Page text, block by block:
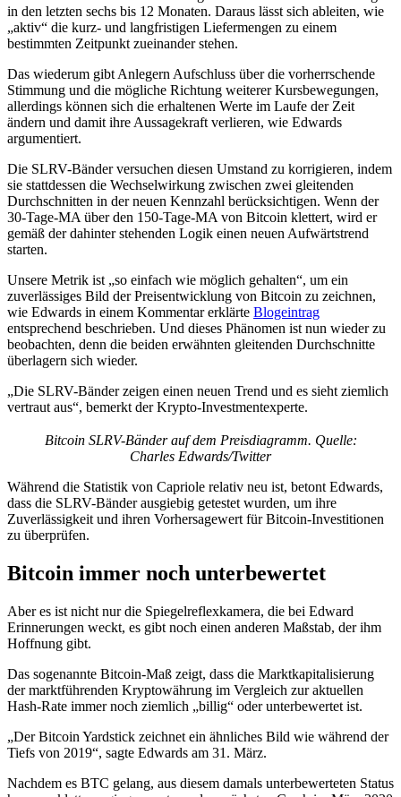
in den letzten sechs bis 12 Monaten. Daraus lässt sich ableiten, wie
„aktiv“ die kurz- und langfristigen Liefermengen zu einem
bestimmten Zeitpunkt zueinander stehen.
Das wiederum gibt Anlegern Aufschluss über die vorherrschende
Stimmung und die mögliche Richtung weiterer Kursbewegungen,
allerdings können sich die erhaltenen Werte im Laufe der Zeit
ändern und damit ihre Aussagekraft verlieren, wie Edwards
argumentiert.
Die SLRV-Bänder versuchen diesen Umstand zu korrigieren, indem
sie stattdessen die Wechselwirkung zwischen zwei gleitenden
Durchschnitten in der neuen Kennzahl berücksichtigen. Wenn der
30-Tage-MA über den 150-Tage-MA von Bitcoin klettert, wird er
gemäß der dahinter stehenden Logik einen neuen Aufwärtstrend
starten.
Unsere Metrik ist „so einfach wie möglich gehalten“, um ein
zuverlässiges Bild der Preisentwicklung von Bitcoin zu zeichnen,
wie Edwards in einem Kommentar erklärte Blogeintrag
entsprechend beschrieben. Und dieses Phänomen ist nun wieder zu
beobachten, denn die beiden erwähnten gleitenden Durchschnitte
überlagern sich wieder.
„Die SLRV-Bänder zeigen einen neuen Trend und es sieht ziemlich
vertraut aus“, bemerkt der Krypto-Investmentexperte.
Bitcoin SLRV-Bänder auf dem Preisdiagramm. Quelle:
Charles Edwards/Twitter
Während die Statistik von Capriole relativ neu ist, betont Edwards,
dass die SLRV-Bänder ausgiebig getestet wurden, um ihre
Zuverlässigkeit und ihren Vorhersagewert für Bitcoin-Investitionen
zu überprüfen.
Bitcoin immer noch unterbewertet
Aber es ist nicht nur die Spiegelreflexkamera, die bei Edward
Erinnerungen weckt, es gibt noch einen anderen Maßstab, der ihm
Hoffnung gibt.
Das sogenannte Bitcoin-Maß zeigt, dass die Marktkapitalisierung
der marktführenden Kryptowährung im Vergleich zur aktuellen
Hash-Rate immer noch ziemlich „billig“ oder unterbewertet ist.
„Der Bitcoin Yardstick zeichnet ein ähnliches Bild wie während der
Tiefs von 2019“, sagte Edwards am 31. März.
Nachdem es BTC gelang, aus diesem damals unterbewerteten Status